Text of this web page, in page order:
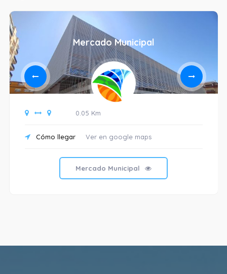
Mercado Municipal
0.05 Km
Cómo llegar Ver en google maps
Mercado Municipal